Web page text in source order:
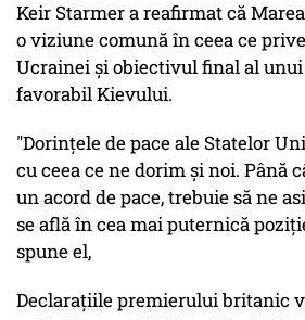
Keir Starmer a reafirmat că
o viziune comună în ceea ce
Ucrainei și obiectivul final al unui
favorabil Kievului.
"Dorințele de pace ale Statelor
cu ceea ce ne dorim și noi. Până
un acord de pace, trebuie să ne
se află în cea mai puternică
spune el,
Declarațiile premierului britanic